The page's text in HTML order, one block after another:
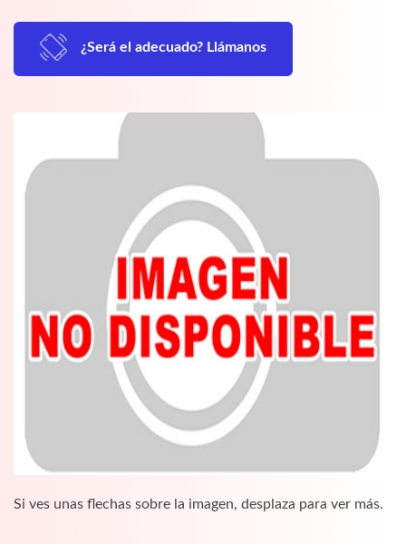
¿Será el adecuado? Llámanos
Si ves unas flechas sobre la imagen, desplaza para ver más.